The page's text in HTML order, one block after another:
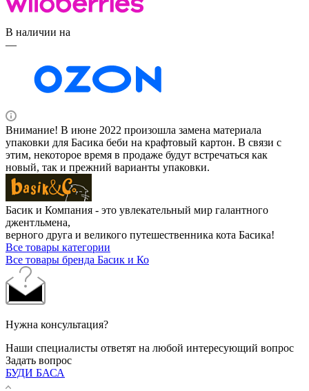
В наличии на
—
Внимание! В июне 2022 произошла замена материала
упаковки для Басика беби на крафтовый картон. В связи с
этим, некоторое время в продаже будут встречаться как
новый, так и прежний варианты упаковки.
Басик и Компания - это увлекательный мир галантного
джентльмена,
верного друга и великого путешественника кота Басика!
Все товары категории
Все товары бренда Басик и Ко
Нужна консультация?
Наши специалисты ответят на любой интересующий вопрос
Задать вопрос
БУДИ БАСА